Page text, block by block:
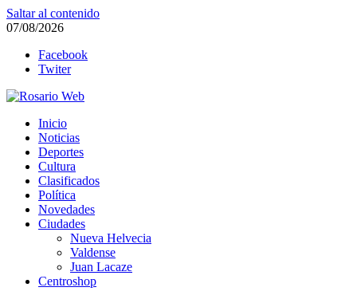
Saltar al contenido
07/08/2026
Facebook
Twiter
Rosario Web
Todas la noticias de Rosario y la zona
Inicio
Noticias
Deportes
Cultura
Clasificados
Política
Novedades
Ciudades
Nueva Helvecia
Valdense
Juan Lacaze
Centroshop